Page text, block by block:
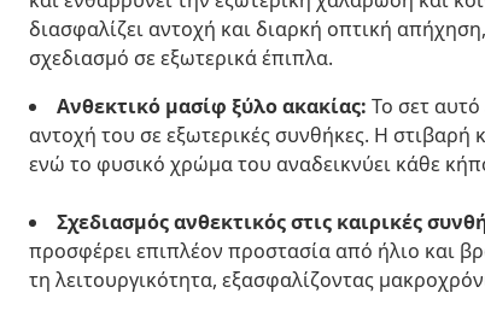
διασφαλίζει αντοχή και διαρκή οπτική
σχεδιασμό σε εξωτερικά έπιπλα.
Ανθεκτικό μασίφ ξύλο ακακίας: Το σετ
αντοχή του σε εξωτερικές συνθήκες. Η στιβαρή
ενώ το φυσικό χρώμα του αναδεικνύει κάθε
Σχεδιασμός ανθεκτικός στις καιρικές
προσφέρει επιπλέον προστασία από ήλιο και
τη λειτουργικότητα, εξασφαλίζοντας